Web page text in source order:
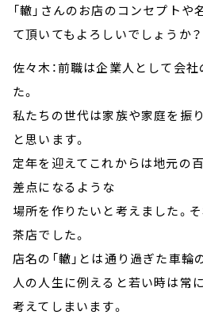
「轍」さんのお店のコンセプト
て頂いてもよろしいでしょうか？
佐々木：前職は企業人として会
た。
私たちの世代は家族や家庭を振
と思います。
定年を迎えてこれからは地元の
差点になるような
場所を作りたいと考えました。そ
茶店でした。
店名の「轍」とは通り過ぎた車輪
人の人生に例えると若い時は常
考えてしまいます。